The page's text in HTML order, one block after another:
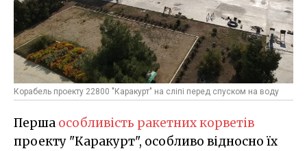
Корабель проекту 22800 "Каракурт" на сліпі перед спуском на воду
Перша особливість ракетних корветів
проекту "Каракурт", особливо відносно їх